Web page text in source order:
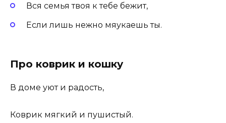
Вся семья твоя к тебе бежит,
Если лишь нежно мяукаешь ты.
Про коврик и кошку
В доме уют и радость,
Коврик мягкий и пушистый.